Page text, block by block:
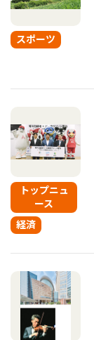
スポーツ
トップニュ
ース
経済